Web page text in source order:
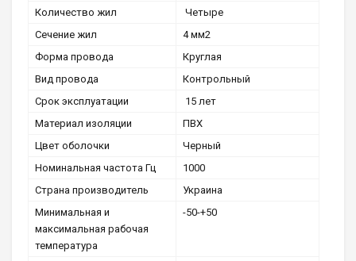
Количество жил
Четыре
Сечение жил
4 мм2
Форма провода
Круглая
Вид провода
Контрольный
Срок эксплуатации
15 лет
Материал изоляции
ПВХ
Цвет оболочки
Черный
Номинальная частота Гц
1000
Страна производитель
Украина
Минимальная и
максимальная рабочая
температура
-50-+50